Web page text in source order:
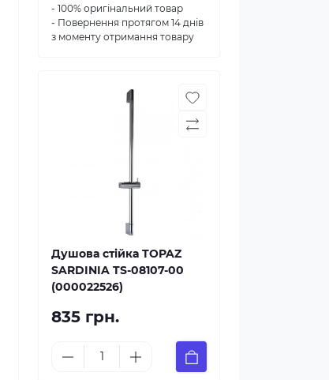
- 100% оригінальний товар
- Повернення протягом 14 днів
з моменту отримання товару
Душова стійка TOPAZ
SARDINIA TS-08107-00
(000022526)
835 грн.